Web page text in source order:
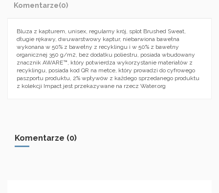
Komentarze(0)
Bluza z kapturem, unisex, regularny krój, splot Brushed Sweat,
długie rękawy, dwuwarstwowy kaptur, niebarwiona bawełna
wykonana w 50% z bawełny z recyklingu i w 50% z bawełny
organicznej 350 g/m2, bez dodatku poliestru, posiada wbudowany
znacznik AWARE™, który potwierdza wykorzystanie materiałów z
recyklingu, posiada kod QR na metce, który prowadzi do cyfrowego
paszportu produktu, 2% wpływów z każdego sprzedanego produktu
z kolekcji Impact jest przekazywane na rzecz Water.org
Komentarze (0)